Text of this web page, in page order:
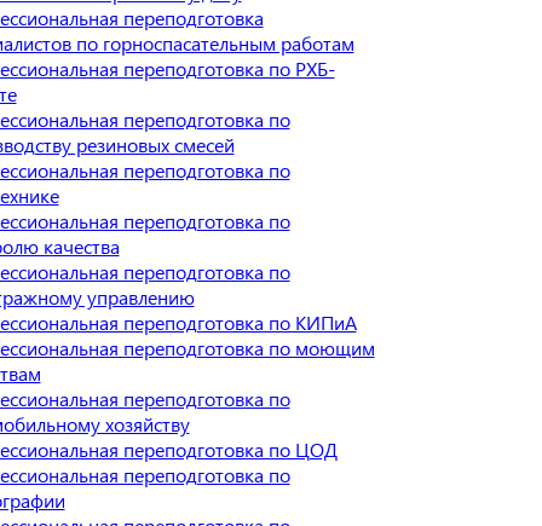
переподготовка
по горноспасательным работам
переподготовка по РХБ-
переподготовка по
резиновых смесей
переподготовка по
переподготовка по
качества
переподготовка по
управлению
переподготовка по КИПиА
переподготовка по моющим
переподготовка по
хозяйству
переподготовка по ЦОД
переподготовка по